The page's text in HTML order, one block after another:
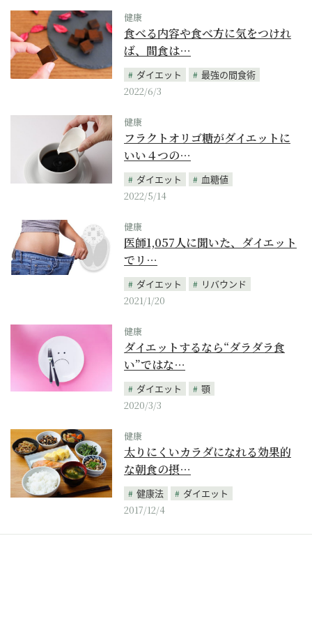
健康
食べる内容や食べ方に気をつけれ
ば、間食は…
ダイエット
最強の間食術
2022/6/3
健康
フラクトオリゴ糖がダイエットに
いい４つの…
ダイエット
血糖値
2022/5/14
健康
医師1,057人に聞いた、ダイエット
でリ…
ダイエット
リバウンド
2021/1/20
健康
ダイエットするなら“ダラダラ食
い”ではな…
ダイエット
顎
2020/3/3
健康
太りにくいカラダになれる効果的
な朝食の摂…
健康法
ダイエット
2017/12/4